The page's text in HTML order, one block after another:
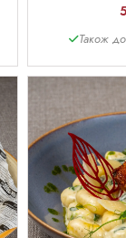
Також